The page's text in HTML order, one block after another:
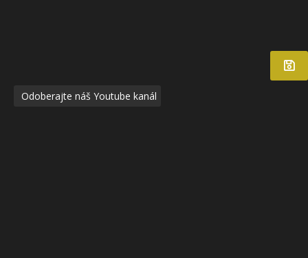
Odoberajte náš Youtube kanál